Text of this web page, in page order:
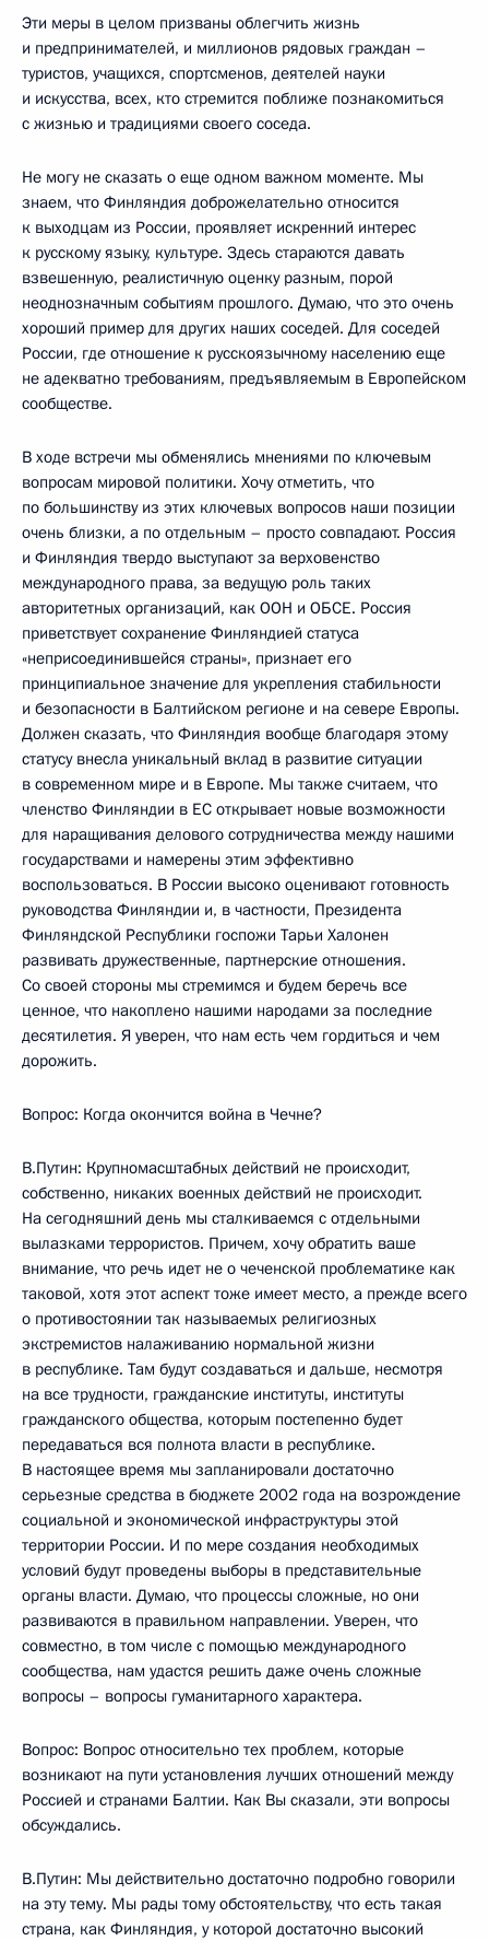
Эти меры в целом призваны облегчить жизнь
и предпринимателей, и миллионов рядовых граждан –
туристов, учащихся, спортсменов, деятелей науки
и искусства, всех, кто стремится поближе познакомиться
с жизнью и традициями своего соседа.
Не могу не сказать о еще одном важном моменте. Мы
знаем, что Финляндия доброжелательно относится
к выходцам из России, проявляет искренний интерес
к русскому языку, культуре. Здесь стараются давать
взвешенную, реалистичную оценку разным, порой
неоднозначным событиям прошлого. Думаю, что это очень
хороший пример для других наших соседей. Для соседей
России, где отношение к русскоязычному населению еще
не адекватно требованиям, предъявляемым в Европейском
сообществе.
В ходе встречи мы обменялись мнениями по ключевым
вопросам мировой политики. Хочу отметить, что
по большинству из этих ключевых вопросов наши позиции
очень близки, а по отдельным – просто совпадают. Россия
и Финляндия твердо выступают за верховенство
международного права, за ведущую роль таких
авторитетных организаций, как ООН и ОБСЕ. Россия
приветствует сохранение Финляндией статуса
«неприсоединившейся страны», признает его
принципиальное значение для укрепления стабильности
и безопасности в Балтийском регионе и на севере Европы.
Должен сказать, что Финляндия вообще благодаря этому
статусу внесла уникальный вклад в развитие ситуации
в современном мире и в Европе. Мы также считаем, что
членство Финляндии в ЕС открывает новые возможности
для наращивания делового сотрудничества между нашими
государствами и намерены этим эффективно
воспользоваться. В России высоко оценивают готовность
руководства Финляндии и, в частности, Президента
Финляндской Республики госпожи Тарьи Халонен
развивать дружественные, партнерские отношения.
Со своей стороны мы стремимся и будем беречь все
ценное, что накоплено нашими народами за последние
десятилетия. Я уверен, что нам есть чем гордиться и чем
дорожить.
Вопрос: Когда окончится война в Чечне?
В.Путин: Крупномасштабных действий не происходит,
собственно, никаких военных действий не происходит.
На сегодняшний день мы сталкиваемся с отдельными
вылазками террористов. Причем, хочу обратить ваше
внимание, что речь идет не о чеченской проблематике как
таковой, хотя этот аспект тоже имеет место, а прежде всего
о противостоянии так называемых религиозных
экстремистов налаживанию нормальной жизни
в республике. Там будут создаваться и дальше, несмотря
на все трудности, гражданские институты, институты
гражданского общества, которым постепенно будет
передаваться вся полнота власти в республике.
В настоящее время мы запланировали достаточно
серьезные средства в бюджете 2002 года на возрождение
социальной и экономической инфраструктуры этой
территории России. И по мере создания необходимых
условий будут проведены выборы в представительные
органы власти. Думаю, что процессы сложные, но они
развиваются в правильном направлении. Уверен, что
совместно, в том числе с помощью международного
сообщества, нам удастся решить даже очень сложные
вопросы – вопросы гуманитарного характера.
Вопрос: Вопрос относительно тех проблем, которые
возникают на пути установления лучших отношений между
Россией и странами Балтии. Как Вы сказали, эти вопросы
обсуждались.
В.Путин: Мы действительно достаточно подробно говорили
на эту тему. Мы рады тому обстоятельству, что есть такая
страна, как Финляндия, у которой достаточно высокий